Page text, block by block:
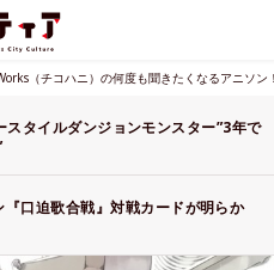
（チコハニ）の何度も聞きたくなるアニソン
タイルダンジョンモンスター”3年で
口迫歌合戦』対戦カードが明らか